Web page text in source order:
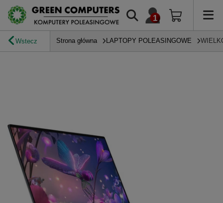
Wstecz Strona główna LAPTOPY POLEASINGOWE